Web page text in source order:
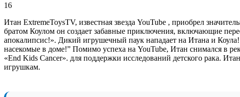
16
Итан ExtremeToysTV, известная звезда YouTube , приобрел
братом Коулом он создает забавные приключения, включающие
апокалипсис!». Дикий игрушечный паук нападает на Итана и
насекомые в доме!” Помимо успеха на YouTube, Итан снимался в
«End Kids Cancer». для поддержки исследований детского рака.
игрушкам.